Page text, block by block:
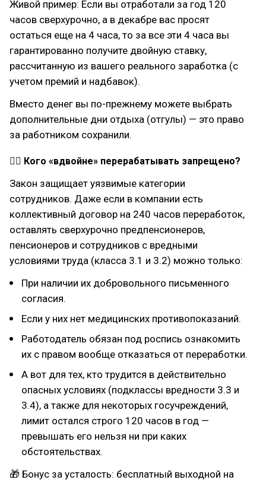
Живой пример: Если вы отработали за год 120
часов сверхурочно, а в декабре вас просят
остаться еще на 4 часа, то за все эти 4 часа вы
гарантированно получите двойную ставку,
рассчитанную из вашего реального заработка (с
учетом премий и надбавок).
Вместо денег вы по-прежнему можете выбрать
дополнительные дни отдыха (отгулы) — это право
за работником сохранили.
🕵‍♂ Кого «вдвойне» перерабатывать запрещено?
Закон защищает уязвимые категории
сотрудников. Даже если в компании есть
коллективный договор на 240 часов переработок,
оставлять сверхурочно предпенсионеров,
пенсионеров и сотрудников с вредными
условиями труда (класса 3.1 и 3.2) можно только:
При наличии их добровольного письменного
согласия.
Если у них нет медицинских противопоказаний.
Работодатель обязан под роспись ознакомить
их с правом вообще отказаться от переработки.
А вот для тех, кто трудится в действительно
опасных условиях (подклассы вредности 3.3 и
3.4), а также для некоторых госучреждений,
лимит остался строго 120 часов в год —
превышать его нельзя ни при каких
обстоятельствах.
🎁 Бонус за усталость: бесплатный выходной на